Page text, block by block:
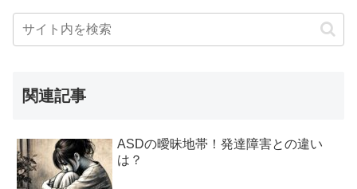
関連記事
ASDの曖昧地帯！発達障害との違い
は？